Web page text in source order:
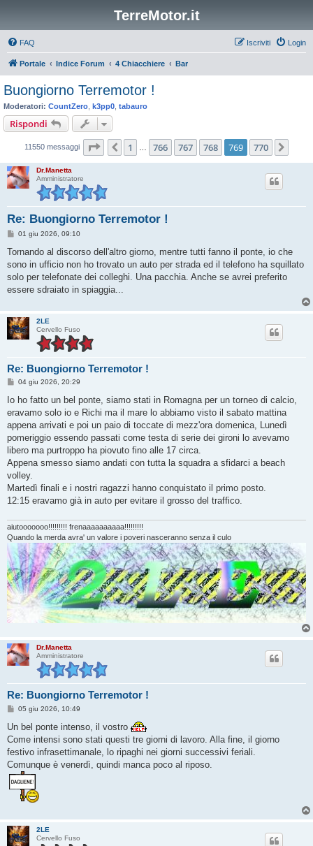
TerreMotor.it
FAQ Login
Iscriviti
Portale Indice Forum 4 Chiacchiere Bar
Buongiorno Terremotor !
Moderatori: CountZero k3pp0 tabauro
Rispondi
11550 messaggi Pagina di770
Precedente
1 766 767 768 769 770
Dr.Manetta
Amministratore
Re: Buongiorno Terremotor !
M
s
a
g
i
01 giu 2026, 09:10
Tornando al discorso dell'altro giorno, mentre tutti fanno il ponte, io che
sono in ufficio non ho trovato un auto per strada ed il telefono ha squillato
solo per telefonate dei colleghi. Una pacchia. Anche se avrei preferito
essere sdraiato in spiaggia...
2LE
Cervello Fuso
Re: Buongiorno Terremotor !
M
s
a
g
g
i
o
04 giu 2026, 20:29
Io ho fatto un bel ponte, siamo stati in Romagna per un torneo di calcio,
eravamo solo io e Richi ma il mare lo abbiamo visto il sabato mattina
appena arrivati e poi un paio di toccate di mezz'ora domenica, Lunedì
pomeriggio essendo passati come testa di serie dei gironi lo avevamo
libero ma purtroppo ha piovuto fino alle 17 circa.
Appena smesso siamo andati con tutta la squadra a sfidarci a beach
volley.
Martedì finali e i nostri ragazzi hanno conquistato il primo posto.
12:15 eravamo già in auto per evitare il grosso del traffico.
aiutooooooo!!!!!!!!! frenaaaaaaaaaa!!!!!!!!!
Quando la merda avra' un valore i poveri nasceranno senza il culo
Dr.Manetta
Amministratore
Re: Buongiorno Terremotor !
M
s
a
g
i
o
05 giu 2026, 10:49
Un bel ponte intenso, il vostro
Come intensi sono stati questi tre giorni di lavoro. Alla fine, il giorno
festivo infrasettimanale, lo ripaghi nei giorni successivi feriali.
Comunque è venerdì, quindi manca poco al riposo.
2LE
Cervello Fuso